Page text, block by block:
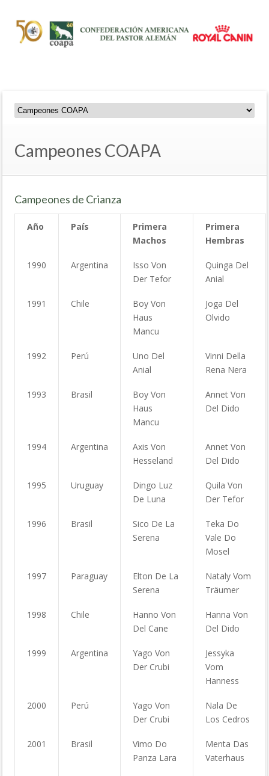
Campeones COAPA
Campeones de Crianza
Año País
Primera
Machos
Primera
Hembras
1990 Argentina
Isso Von
Der Tefor
Quinga Del
Anial
1991 Chile
Boy Von
Haus
Mancu
Joga Del
Olvido
1992 Perú
Uno Del
Anial
Vinni Della
Rena Nera
1993 Brasil
Boy Von
Haus
Mancu
Annet Von
Del Dido
1994 Argentina
Axis Von
Hesseland
Annet Von
Del Dido
1995 Uruguay
Dingo Luz
De Luna
Quila Von
Der Tefor
1996 Brasil
Sico De La
Serena
Teka Do
Vale Do
Mosel
1997 Paraguay
Elton De La
Serena
Nataly Vom
Träumer
1998 Chile
Hanno Von
Del Cane
Hanna Von
Del Dido
1999 Argentina
Yago Von
Der Crubi
Jessyka
Vom
Hanness
2000 Perú
Yago Von
Der Crubi
Nala De
Los Cedros
2001 Brasil
Vimo Do
Panza Lara
Menta Das
Vaterhaus